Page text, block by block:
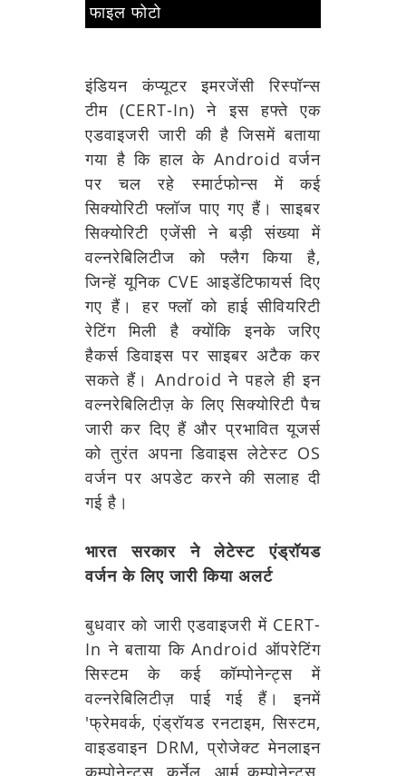
फाइल फोटो
इंडियन कंप्यूटर इमरजेंसी रिस्पॉन्स
टीम (CERT-In) ने इस हफ्ते एक
एडवाइजरी जारी की है जिसमें बताया
गया है कि हाल के Android वर्जन
पर चल रहे स्मार्टफोन्स में कई
सिक्योरिटी फ्लॉज पाए गए हैं। साइबर
सिक्योरिटी एजेंसी ने बड़ी संख्या में
वल्नरेबिलिटीज को फ्लैग किया है,
जिन्हें यूनिक CVE आइडेंटिफायर्स दिए
गए हैं। हर फ्लॉ को हाई सीवियरिटी
रेटिंग मिली है क्योंकि इनके जरिए
हैकर्स डिवाइस पर साइबर अटैक कर
सकते हैं। Android ने पहले ही इन
वल्नरेबिलिटीज़ के लिए सिक्योरिटी पैच
जारी कर दिए हैं और प्रभावित यूजर्स
को तुरंत अपना डिवाइस लेटेस्ट OS
वर्जन पर अपडेट करने की सलाह दी
गई है।
भारत सरकार ने लेटेस्ट एंड्रॉयड
वर्जन के लिए जारी किया अलर्ट
बुधवार को जारी एडवाइजरी में CERT-
In ने बताया कि Android ऑपरेटिंग
सिस्टम के कई कॉम्पोनेन्ट्स में
वल्नरेबिलिटीज़ पाई गई हैं। इनमें
'फ्रेमवर्क, एंड्रॉयड रनटाइम, सिस्टम,
वाइडवाइन DRM, प्रोजेक्ट मेनलाइन
कम्पोनेन्ट्स, कर्नेल, आर्म कम्पोनेन्ट्स,